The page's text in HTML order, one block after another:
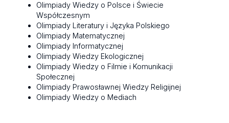
Olimpiady Wiedzy o Polsce i Świecie
Współczesnym
Olimpiady Literatury i Języka Polskiego
Olimpiady Matematycznej
Olimpiady Informatycznej
Olimpiady Wiedzy Ekologicznej
Olimpiady Wiedzy o Filmie i Komunikacji
Społecznej
Olimpiady Prawosławnej Wiedzy Religijnej
Olimpiady Wiedzy o Mediach